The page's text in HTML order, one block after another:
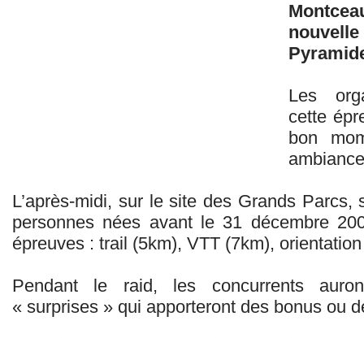
Les
cette
bon
L’après-midi, sur le site des Grands
personnes nées avant le 31 décembre
épreuves : trail (5km), VTT (7km),
Pendant le raid, les concurrents
« surprises » qui apporteront des bonus ou